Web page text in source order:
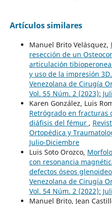
Artículos similares
Manuel Brito Velásquez,
resección de un
articulación
y uso de la impresión
Venezolana de Cirugía
Vol. 55 Núm. 2 (2023):
Karen González, Luis
Retrógrado en fracturas
diáfisis del fémur ,
Ortopédica y
Julio-Diciembre
Luis Soto Orozco,
con resonancia
defectos óseos
Venezolana de Cirugía
Vol. 54 Núm. 2 (2022):
Manuel Brito, Jean